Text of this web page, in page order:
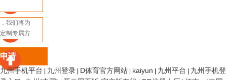
请
九州手机平台 九州登录 D体育官方网站 kaiyun 九州平台
九州手机登